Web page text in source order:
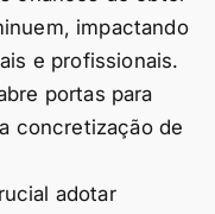
impactando
e profissionais.
portas para
concretização de
adotar